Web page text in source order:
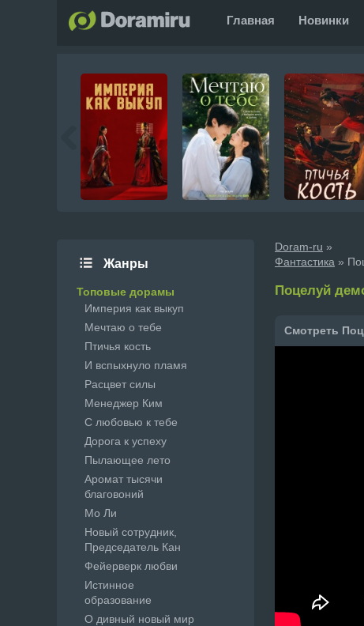
Главная Новинки
Doram-ru »
Фантастика »
Поцелуй
Смотреть
Жанры
Топовые дорамы
Империя как выкуп
Мечтаю о тебе
Птичья кость
И вспыхнуло пламя
Расцвет силы
Менеджер Ким
С любовью к тебе
Дорога к успеху
Пылающее лето
Аромат тысячи
благовоний
Мо Ли
Новый сотрудник,
Председатель Кан
Фейерверк любви
Истинное
образование
О дивный новый мир